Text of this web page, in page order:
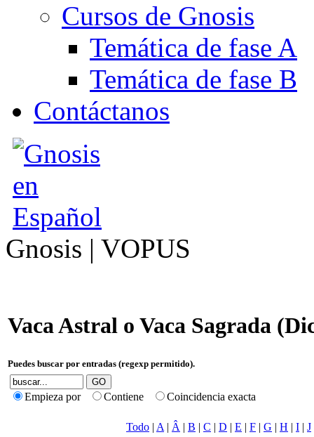
Cursos de Gnosis
Temática de fase A
Temática de fase B
Contáctanos
Gnosis | VOPUS
Vaca Astral o Vaca Sagrada
Puedes buscar por entradas (regexp permitido).
Empieza por Contiene Coincidencia exacta
Todo | A | Â | B | C | D | E | F | G | H | I | J